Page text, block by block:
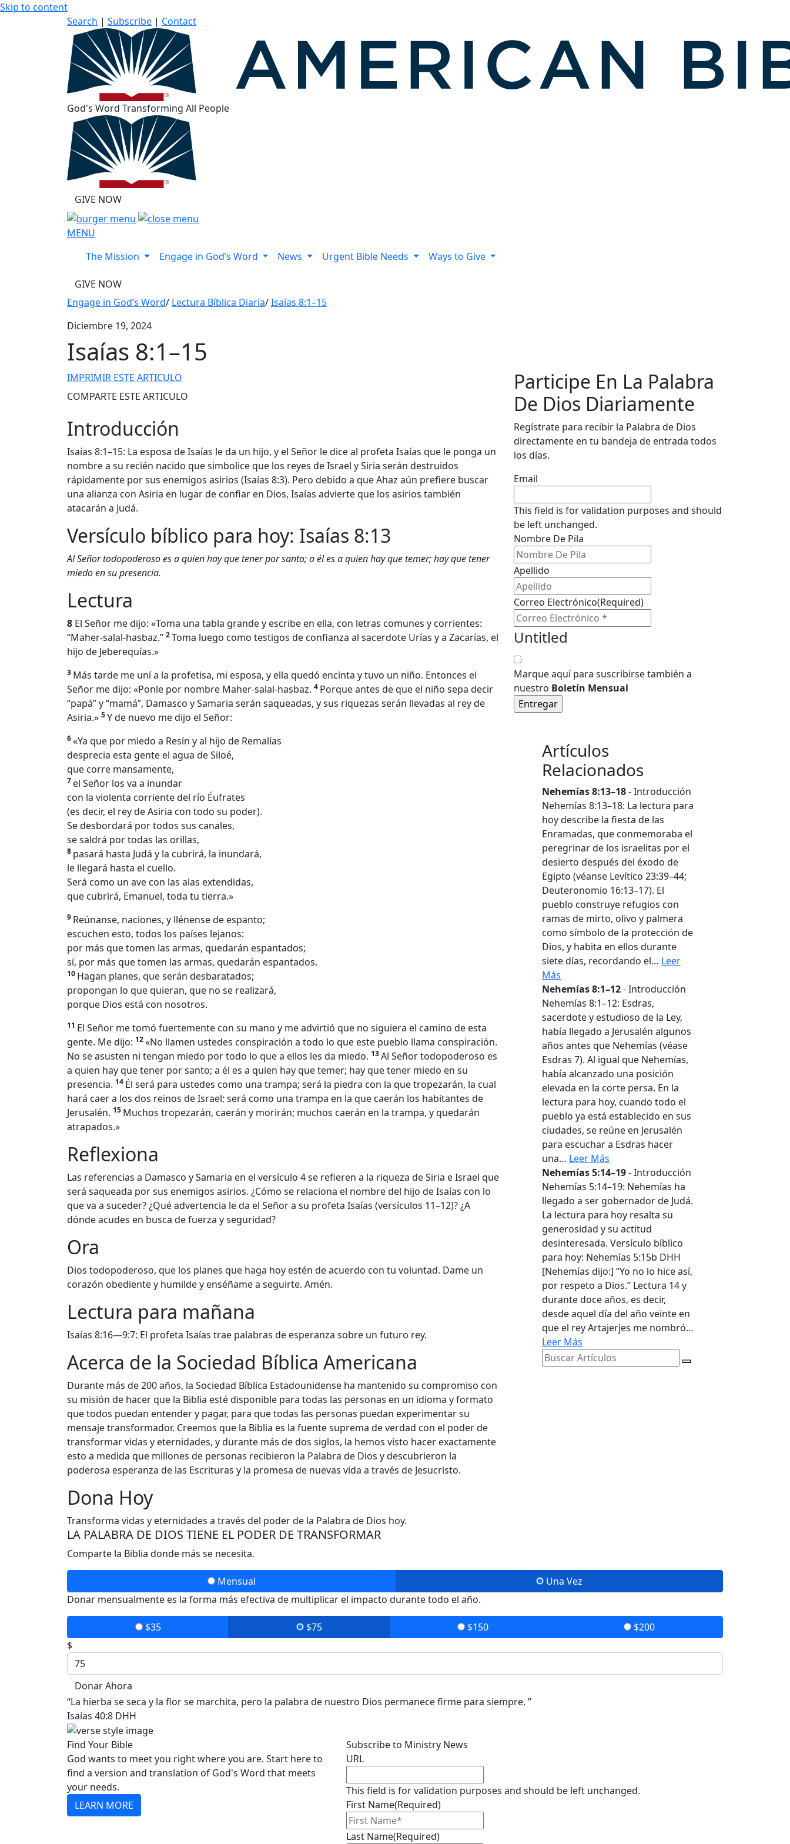
Skip to content
Search | Subscribe | Contact
God's Word Transforming All People
GIVE NOW
MENU
The Mission
Engage in God’s Word News Urgent Bible Needs Ways to Give
GIVE NOW
Engage in God’s Word/ Lectura Bíblica Diaria/Isaías 8:1–15
Diciembre 19, 2024
Isaías 8:1–15
IMPRIMIR ESTE ARTICULO
COMPARTE ESTE ARTICULO
Introducción
Isaías 8:1–15: La esposa de Isaías le da un hijo, y el Señor le dice al profeta Isaías que le ponga un
nombre a su recién nacido que simbolice que los reyes de Israel y Siria serán destruidos
rápidamente por sus enemigos asirios (Isaías 8:3). Pero debido a que Ahaz aún prefiere buscar
una alianza con Asiria en lugar de confiar en Dios, Isaías advierte que los asirios también
atacarán a Judá.
Versículo bíblico para hoy: Isaías 8:13
Al Señor todopoderoso es a quien hay que tener por santo; a él es a quien hay que temer; hay que tener
miedo en su presencia.
Lectura
8 El Señor me dijo: «Toma una tabla grande y escribe en ella, con letras comunes y corrientes:
“Maher-salal-hasbaz.” 2Toma luego como testigos de confianza al sacerdote Urías y a Zacarías, el
hijo de Jeberequías.»
3 Más tarde me uní a la profetisa, mi esposa, y ella quedó encinta y tuvo un niño. Entonces el
Señor me dijo: «Ponle por nombre Maher-salal-hasbaz. 4 Porque antes de que el niño sepa decir
“papá” y “mamá”, Damasco y Samaria serán saqueadas, y sus riquezas serán llevadas al rey de
Asiria.» 5Y de nuevo me dijo el Señor:
6«Ya que por miedo a Resín y al hijo de Remalías
desprecia esta gente el agua de Siloé,
que corre mansamente,
7 el Señor los va a inundar
con la violenta corriente del río Éufrates
(es decir, el rey de Asiria con todo su poder).
Se desbordará por todos sus canales,
se saldrá por todas las orillas,
8 pasará hasta Judá y la cubrirá, la inundará,
le llegará hasta el cuello.
Será como un ave con las alas extendidas,
que cubrirá, Emanuel, toda tu tierra.»
9 Reúnanse, naciones, y llénense de espanto;
escuchen esto, todos los países lejanos:
por más que tomen las armas, quedarán espantados;
sí, por más que tomen las armas, quedarán espantados.
10 Hagan planes, que serán desbaratados;
propongan lo que quieran, que no se realizará,
porque Dios está con nosotros.
11 El Señor me tomó fuertemente con su mano y me advirtió que no siguiera el camino de esta
gente. Me dijo: 12«No llamen ustedes conspiración a todo lo que este pueblo llama conspiración.
No se asusten ni tengan miedo por todo lo que a ellos les da miedo. 13Al Señor todopoderoso es
a quien hay que tener por santo; a él es a quien hay que temer; hay que tener miedo en su
presencia. 14 Él será para ustedes como una trampa; será la piedra con la que tropezarán, la cual
hará caer a los dos reinos de Israel; será como una trampa en la que caerán los habitantes de
Jerusalén. 15 Muchos tropezarán, caerán y morirán; muchos caerán en la trampa, y quedarán
atrapados.»
Reflexiona
Las referencias a Damasco y Samaria en el versículo 4 se refieren a la riqueza de Siria e Israel que
será saqueada por sus enemigos asirios. ¿Cómo se relaciona el nombre del hijo de Isaías con lo
que va a suceder? ¿Qué advertencia le da el Señor a su profeta Isaías (versículos 11–12)? ¿A
dónde acudes en busca de fuerza y seguridad?
Ora
Dios todopoderoso, que los planes que haga hoy estén de acuerdo con tu voluntad. Dame un
corazón obediente y humilde y enséñame a seguirte. Amén.
Lectura para mañana
Isaías 8:16—9:7: El profeta Isaías trae palabras de esperanza sobre un futuro rey.
Acerca de la Sociedad Bíblica Americana
Durante más de 200 años, la Sociedad Bíblica Estadounidense ha mantenido su compromiso con
su misión de hacer que la Biblia esté disponible para todas las personas en un idioma y formato
que todos puedan entender y pagar, para que todas las personas puedan experimentar su
mensaje transformador. Creemos que la Biblia es la fuente suprema de verdad con el poder de
transformar vidas y eternidades, y durante más de dos siglos, la hemos visto hacer exactamente
esto a medida que millones de personas recibieron la Palabra de Dios y descubrieron la
poderosa esperanza de las Escrituras y la promesa de nuevas vida a través de Jesucristo.
Participe En La Palabra
De Dios Diariamente
Regístrate para recibir la Palabra de Dios
directamente en tu bandeja de entrada todos
los días.
Email
This field is for validation purposes and should
be left unchanged.
Nombre De Pila
Apellido
Correo Electrónico(Required)
Untitled
Marque aquí para suscribirse también a
nuestro Boletín Mensual
Artículos
Relacionados
Nehemías 8:13–18- Introducción
Nehemías 8:13–18: La lectura para
hoy describe la fiesta de las
Enramadas, que conmemoraba el
peregrinar de los israelitas por el
desierto después del éxodo de
Egipto (véanse Levítico 23:39–44;
Deuteronomio 16:13–17). El
pueblo construye refugios con
ramas de mirto, olivo y palmera
como símbolo de la protección de
Dios, y habita en ellos durante
siete días, recordando el… Leer
Más
Nehemías 8:1–12- Introducción
Nehemías 8:1–12: Esdras,
sacerdote y estudioso de la Ley,
había llegado a Jerusalén algunos
años antes que Nehemías (véase
Esdras 7). Al igual que Nehemías,
había alcanzado una posición
elevada en la corte persa. En la
lectura para hoy, cuando todo el
pueblo ya está establecido en sus
ciudades, se reúne en Jerusalén
para escuchar a Esdras hacer
una… Leer Más
Nehemías 5:14–19- Introducción
Nehemías 5:14–19: Nehemías ha
llegado a ser gobernador de Judá.
La lectura para hoy resalta su
generosidad y su actitud
desinteresada. Versículo bíblico
para hoy: Nehemías 5:15b DHH
[Nehemías dijo:] “Yo no lo hice así,
por respeto a Dios.” Lectura 14 y
durante doce años, es decir,
desde aquel día del año veinte en
que el rey Artajerjes me nombró…
Leer Más
Dona Hoy
Transforma vidas y eternidades a través del poder de la Palabra de Dios hoy.
LA PALABRA DE DIOS TIENE EL PODER DE TRANSFORMAR​
Comparte la Biblia donde más se necesita.
Mensual
Una Vez
Donar mensualmente es la forma más efectiva de multiplicar el impacto durante todo el año.
$35 $75 $150
$200
$
Donar Ahora
“La hierba se seca y la flor se marchita, pero la palabra de nuestro Dios permanece firme para siempre. ”
Isaías 40:8 DHH
Find Your Bible
God wants to meet you right where you are. Start here to
find a version and translation of God's Word that meets
your needs.
LEARN MORE
Subscribe to Ministry News
URL
This field is for validation purposes and should be left unchanged.
First Name(Required)
Last Name(Required)